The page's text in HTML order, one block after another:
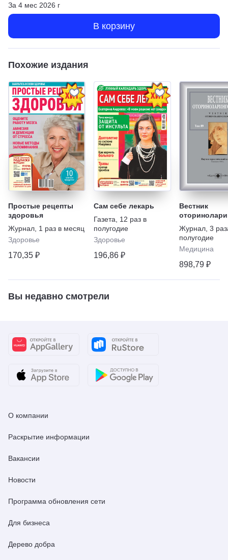
За 4 мес 2026 г
В корзину
Похожие издания
Простые рецепты
здоровья
Журнал 1 раз в месяц
Здоровье
170,35 ₽
Сам себе лекарь
Газета
12 раз в
полугодие
Здоровье
196,86 ₽
Вестник
Журнал 3
полугодие
Медицина
898,79 ₽
Вы недавно смотрели
О компании
Раскрытие информации
Вакансии
Новости
Программа обновления сети
Для бизнеса
Дерево добра